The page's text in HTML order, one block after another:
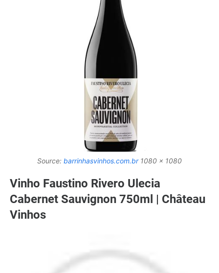
Source: barrinhasvinhos.com.br1080 x 1080
Vinho Faustino Rivero Ulecia
Cabernet Sauvignon 750ml | Château
Vinhos